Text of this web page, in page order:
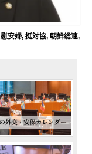
慰安婦, 挺対協, 朝鮮総連,